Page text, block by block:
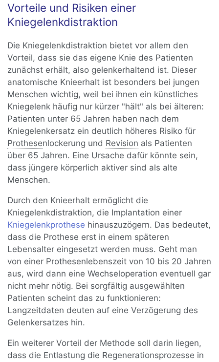
Vorteile und Risiken einer
Kniegelenkdistraktion
Die Kniegelenkdistraktion bietet vor allem den
Vorteil, dass sie das eigene Knie des Patienten
zunächst erhält, also gelenkerhaltend ist. Dieser
anatomische Knieerhalt ist besonders bei jungen
Menschen wichtig, weil bei ihnen ein künstliches
Kniegelenk häufig nur kürzer "hält" als bei älteren:
Patienten unter 65 Jahren haben nach dem
Kniegelenkersatz ein deutlich höheres Risiko für
Prothesenlockerung und Revision als Patienten
über 65 Jahren. Eine Ursache dafür könnte sein,
dass jüngere körperlich aktiver sind als alte
Menschen.
Durch den Knieerhalt ermöglicht die
Kniegelenkdistraktion, die Implantation einer
Kniegelenkprothese hinauszuzögern. Das bedeutet,
dass die Prothese erst in einem späteren
Lebensalter eingesetzt werden muss. Geht man
von einer Prothesenlebenszeit von 10 bis 20 Jahren
aus, wird dann eine Wechseloperation eventuell gar
nicht mehr nötig. Bei sorgfältig ausgewählten
Patienten scheint das zu funktionieren:
Langzeitdaten deuten auf eine Verzögerung des
Gelenkersatzes hin.
Ein weiterer Vorteil der Methode soll darin liegen,
dass die Entlastung die Regenerationsprozesse in